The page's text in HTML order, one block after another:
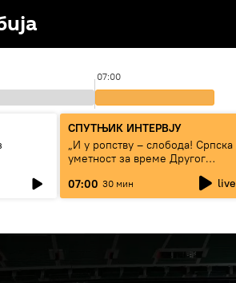
07:00
СПУТЊИК ИНТЕРВЈУ
„И у ропству – слобода! Српска
уметност за време Другог
07:00 30 мин live